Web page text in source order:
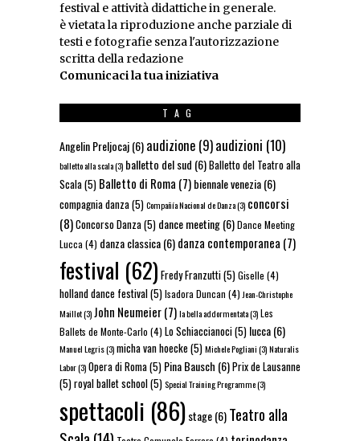
festival e attività didattiche in generale.
è vietata la riproduzione anche parziale di
testi e fotografie senza l'autorizzazione
scritta della redazione
Comunicaci la tua iniziativa
TAG
Angelin Preljocaj(6)audizione (9)audizioni (10)
balletto alla scala(3) balletto del sud (6)Balletto del Teatro alla
Scala(5) Balletto di Roma (7)biennale venezia(6)
compagnia danza(5)Compañía Nacional de Danza(3) concorsi
(8)Concorso Danza(5) dance meeting(6)Dance Meeting
Lucca (4) danza classica(6)danza contemporanea (7)
festival (62) Fredy Franzutti(5)Giselle (4)
holland dance festival(5)Isadora Duncan (4) Jean-Christophe
Maillot(3)John Neumeier(7)la bella addormentata(3)Les
Ballets de Monte-Carlo (4) Lo Schiaccianoci(5) lucca(6)
Manuel Legris(3)micha van hoecke(5)Michele Pogliani(3)Naturalis
Labor(3)Opera di Roma(5) Pina Bausch (6)Prix de Lausanne
(5)royal ballet school(5)Special Training Programme(3)
spettacoli (86)stage(6)Teatro alla